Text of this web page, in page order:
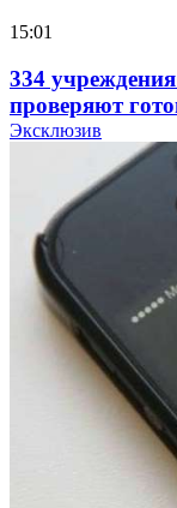
15:01
334
проверяют
учебному году
Покушение на
напала на
12:39
Сладкий
парке прошёл
заключены
Эксклюзив